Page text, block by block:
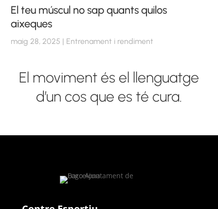
El teu múscul no sap quants quilos
aixeques
maig 28, 2025 | Entrenament i rendiment
El moviment és el llenguatge
d’un cos que es té cura.